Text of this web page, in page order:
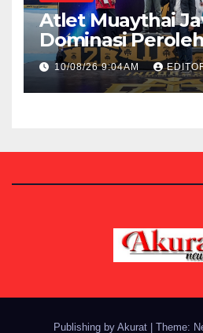
Atlet Muaythai
Dominasi
di IMC 2026
10/08/26 9:04AM
Publishing by Akurat Theme: